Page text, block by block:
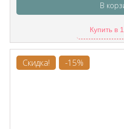
В
Купить в
Скидка! -15%